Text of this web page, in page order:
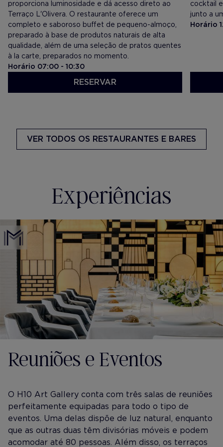
proporciona luminosidade e dá acesso direto ao
Terraço L'Olivera. O restaurante oferece um
completo e saboroso buffet de pequeno-almoço,
preparado à base de produtos naturais de alta
qualidade, além de uma seleção de pratos quentes
à la carte, preparados no momento.
Horário 07:00 - 10:30
RESERVAR
cocktail
junto a
Horário
VER TODOS OS RESTAURANTES E BARES
Experiências
Reuniões e Eventos
O H10 Art Gallery conta com três salas de reuniões
perfeitamente equipadas para todo o tipo de
eventos. Uma delas dispõe de luz natural, enquanto
que as outras duas têm divisórias móveis e podem
acomodar até 80 pessoas. Além disso, os terraços